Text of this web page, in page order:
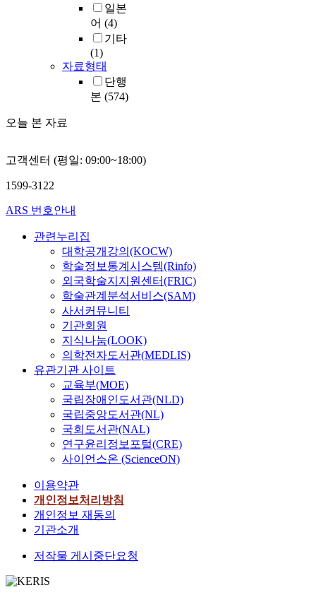
일본
어 (4)
기타
(1)
자료형태
단행
본 (574)
오늘 본 자료
고객센터 (평일: 09:00~18:00)
1599-3122
ARS 번호안내
관련누리집
대학공개강의(KOCW)
학술정보통계시스템(Rinfo)
외국학술지지원센터(FRIC)
학술관계분석서비스(SAM)
사서커뮤니티
기관회원
지식나눔(LOOK)
의학전자도서관(MEDLIS)
유관기관 사이트
교육부(MOE)
국립장애인도서관(NLD)
국립중앙도서관(NL)
국회도서관(NAL)
연구윤리정보포털(CRE)
사이언스온 (ScienceON)
이용약관
개인정보처리방침
개인정보 재동의
기관소개
저작물 게시중단요청